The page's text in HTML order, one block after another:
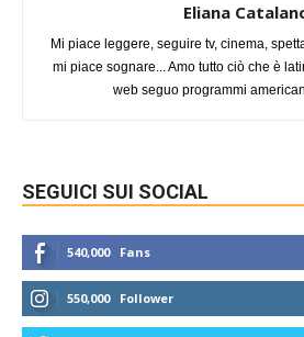
Eliana
Mi piace leggere, seguire tv, cinema,
mi piace sognare... Amo tutto ciò che è
web seguo programmi
SEGUICI SUI SOCIAL
540,000 Fans
550,000 Follower